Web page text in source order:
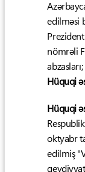
edilməsi
nömrəli
abzasları;
Hüquqi
Hüquqi
oktyabr
edilmiş